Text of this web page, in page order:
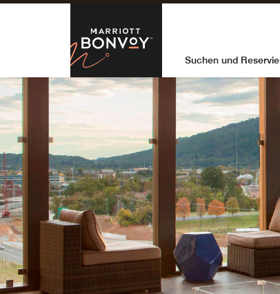
Skip to Content
MarriottSuchen und